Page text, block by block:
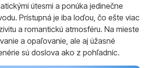
útesmi a ponúka jedinečne
Prístupná je iba loďou, čo ešte viac
a romantickú atmosféru. Na mieste
a opaľovanie, ale aj úžasné
sú doslova ako z pohľadníc.